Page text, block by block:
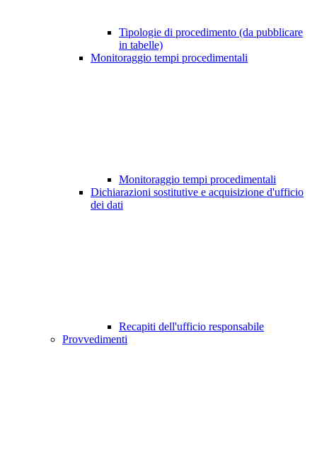
Tipologie di procedimento (da pubblicare
in tabelle)
Monitoraggio tempi procedimentali
Monitoraggio tempi procedimentali
Dichiarazioni sostitutive e acquisizione d'ufficio
dei dati
Recapiti dell'ufficio responsabile
Provvedimenti